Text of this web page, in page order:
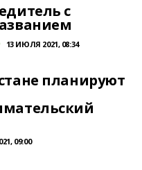
с
13 ИЮЛЯ 2021, 08:34
планируют
09:00